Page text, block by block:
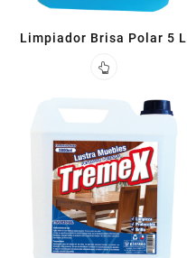
Limpiador Brisa Polar 5 L